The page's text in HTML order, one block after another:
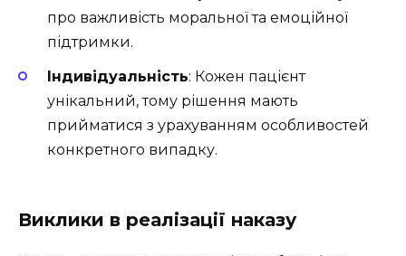
про важливість моральної та емоційної
підтримки.
Індивідуальність: Кожен пацієнт
унікальний, тому рішення мають
прийматися з урахуванням особливостей
конкретного випадку.
Виклики в реалізації наказу